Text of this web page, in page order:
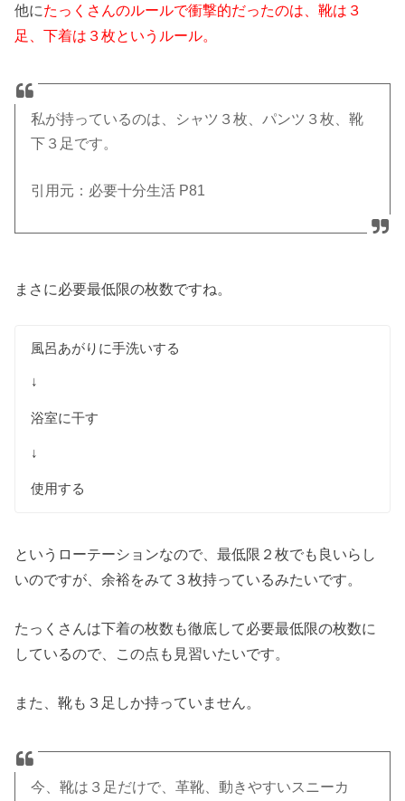
他にたっくさんのルールで衝撃的だったのは、靴は３
足、下着は３枚というルール。
私が持っているのは、シャツ３枚、パンツ３枚、靴
下３足です。
引用元：必要十分生活 P81
まさに必要最低限の枚数ですね。
風呂あがりに手洗いする
↓
浴室に干す
↓
使用する
というローテーションなので、最低限２枚でも良いらし
いのですが、余裕をみて３枚持っているみたいです。
たっくさんは下着の枚数も徹底して必要最低限の枚数に
しているので、この点も見習いたいです。
また、靴も３足しか持っていません。
今、靴は３足だけで、革靴、動きやすいスニーカ